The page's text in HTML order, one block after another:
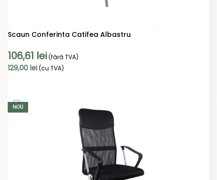
Scaun Conferinta Catifea Albastru
106,61 lei(fără TVA)
129,00 lei(cu TVA)
NOU